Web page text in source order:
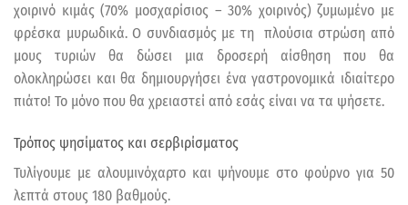
χοιρινό κιμάς (70% μοσχαρίσιος – 30% χοιρινός) ζυμωμένο με
φρέσκα μυρωδικά. Ο συνδιασμός με τη πλούσια στρώση από
μους τυριών θα δώσει μια δροσερή αίσθηση που θα
ολοκληρώσει και θα δημιουργήσει ένα γαστρονομικά ιδιαίτερο
πιάτο! Το μόνο που θα χρειαστεί από εσάς είναι να τα ψήσετε.
Τρόπος ψησίματος και σερβιρίσματος
Τυλίγουμε με αλουμινόχαρτο και ψήνουμε στο φούρνο για 50
λεπτά στους 180 βαθμούς.